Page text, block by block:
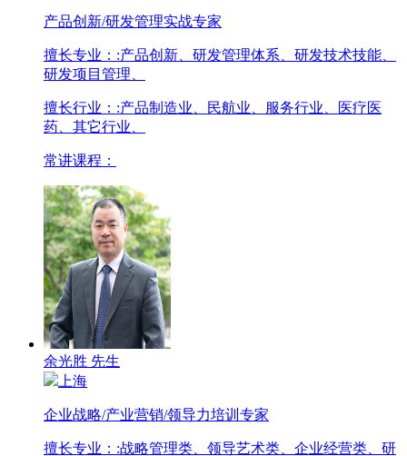
产品创新/研发管理实战专家
擅长专业： :产品创新、研发管理体系、研发技术技能、
研发项目管理、
擅长行业： :产品制造业、民航业、服务行业、医疗医
药、其它行业、
常讲课程：
余光胜 先生
上海
企业战略/产业营销/领导力培训专家
擅长专业： :战略管理类、领导艺术类、企业经营类、研